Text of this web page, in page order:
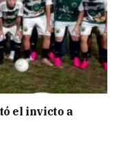
el invicto a